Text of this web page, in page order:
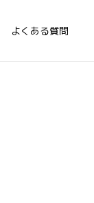
よくある質問